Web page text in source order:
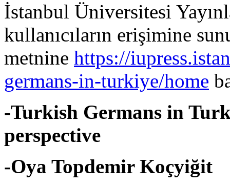
İstanbul Üniversitesi
kullanıcıların erişimine
metnine https://
germans-in-turkiye/home
-Turkish Germans in
perspective
-Oya Topdemir Koçyiğit